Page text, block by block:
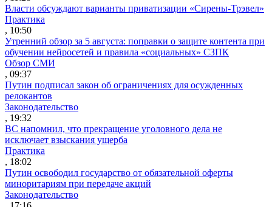
Власти обсуждают варианты приватизации «Сирены-Трэвел»
Практика
, 10:50
Утренний обзор за 5 августа: поправки о защите контента при
обучении нейросетей и правила «социальных» СЗПК
Обзор СМИ
, 09:37
Путин подписал закон об ограничениях для осужденных
релокантов
Законодательство
, 19:32
ВС напомнил, что прекращение уголовного дела не
исключает взыскания ущерба
Практика
, 18:02
Путин освободил государство от обязательной оферты
миноритариям при передаче акций
Законодательство